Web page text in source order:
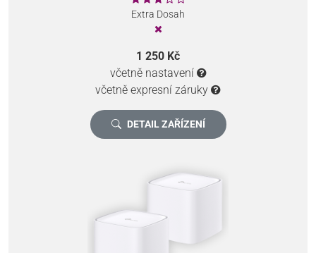
Extra Dosah
1 250 Kč
včetně nastavení
včetně expresní záruky
DETAIL ZAŘÍZENÍ